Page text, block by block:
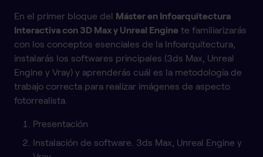
En el primer bloque del Máster en Infoarquitectura
Interactiva con 3D Max y Unreal Engine te familiarizarás
con los conceptos esenciales de la Infoarquitectura,
instalarás los softwares principales (3ds Max, Unreal
Engine y Vray) y aprenderás cuál es la metodología de
trabajo correcta para realizar imágenes de aspecto
fotorrealista.
Presentación
Instalación de software. 3ds Max, Unreal Engine y